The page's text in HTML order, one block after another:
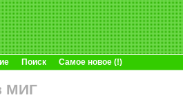
Поиск Самое новое (!)
МИГ